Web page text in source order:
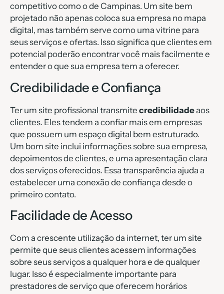
competitivo como o de Campinas. Um site bem
projetado não apenas coloca sua empresa no mapa
digital, mas também serve como uma vitrine para
seus serviços e ofertas. Isso significa que clientes em
potencial poderão encontrar você mais facilmente e
entender o que sua empresa tem a oferecer.
Credibilidade e Confiança
Ter um site profissional transmite credibilidadeaos
clientes. Eles tendem a confiar mais em empresas
que possuem um espaço digital bem estruturado.
Um bom site inclui informações sobre sua empresa,
depoimentos de clientes, e uma apresentação clara
dos serviços oferecidos. Essa transparência ajuda a
estabelecer uma conexão de confiança desde o
primeiro contato.
Facilidade de Acesso
Com a crescente utilização da internet, ter um site
permite que seus clientes acessem informações
sobre seus serviços a qualquer hora e de qualquer
lugar. Isso é especialmente importante para
prestadores de serviço que oferecem horários